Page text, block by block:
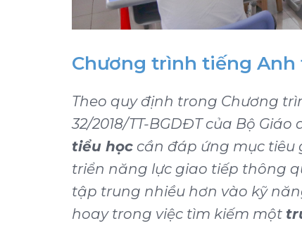
Chương trình tiếng Anh
Theo quy định trong Chương
32/2018/TT-BGDĐT của Bộ
tiểu học cần đáp ứng mục
triển năng lực giao tiếp thông
tập trung nhiều hơn vào kỹ
hoay trong việc tìm kiếm một